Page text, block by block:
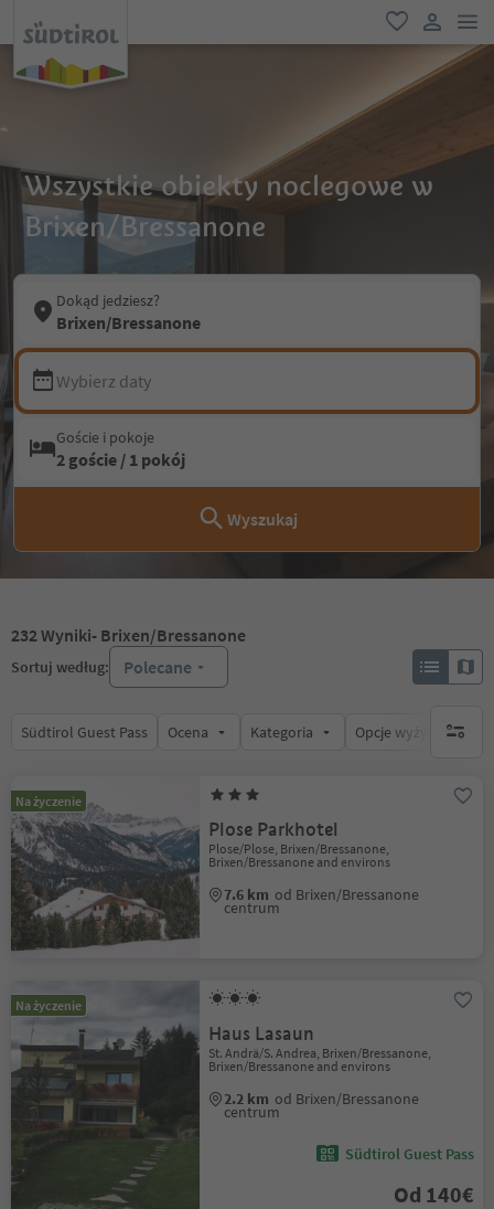
ulubione
link
Wszystkie obiekty noclegowe w
Brixen/Bressanone
Dokąd jedziesz?
Brixen/Bressanone
Wybierz daty
Goście i pokoje
2 goście / 1 pokój
Wyszukaj
232Wyniki- Brixen/Bressanone
Sortuj według: Polecane
Südtirol Guest Pass Ocena Kategoria Opcje wyżywieniabrak
Na życzenie
Plose Parkhotel
Plose/Plose, Brixen/Bressanone,
Brixen/Bressanone and environs
7.6 km od Brixen/Bressanone
centrum
Na życzenie
Haus Lasaun
St. Andrä/S. Andrea, Brixen/Bressanone,
Brixen/Bressanone and environs
2.2 km od Brixen/Bressanone
centrum
Südtirol Guest Pass
Od 140€